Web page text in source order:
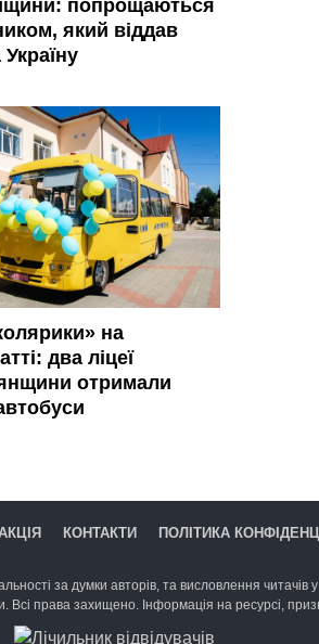
попрощаються
який віддав
на
два ліцеї
отримали
КОНТАКТИ ПОЛІТИКА
за думки авторів, та висловлення читачів
права захищено. Інформація на ресурсі,